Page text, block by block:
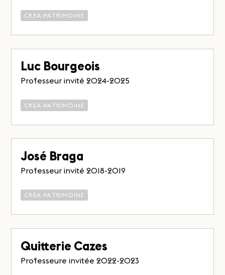
CREA-PATRIMOINE
Luc Bourgeois
Professeur invité 2024-2025
CREA-PATRIMOINE
José Braga
Professeur invité 2018-2019
CREA-PATRIMOINE
Quitterie Cazes
Professeure invitée 2022-2023